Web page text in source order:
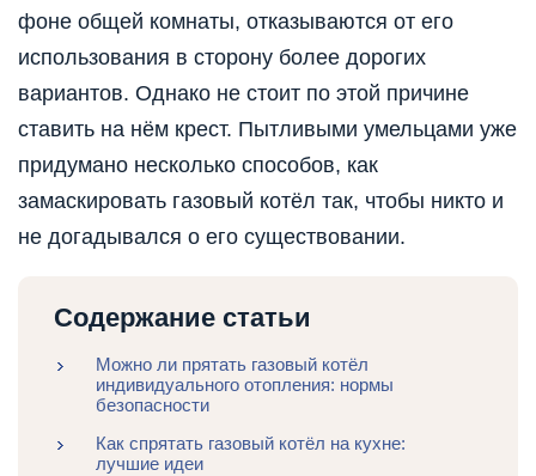
фоне общей комнаты, отказываются от его
использования в сторону более дорогих
вариантов. Однако не стоит по этой причине
ставить на нём крест. Пытливыми умельцами уже
придумано несколько способов, как
замаскировать газовый котёл так, чтобы никто и
не догадывался о его существовании.
Содержание статьи
Можно ли прятать газовый котёл
индивидуального отопления: нормы
безопасности
Как спрятать газовый котёл на кухне:
лучшие идеи